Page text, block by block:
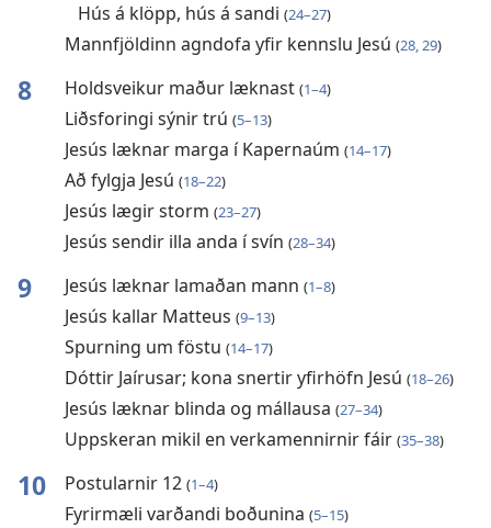
Hús á klöpp, hús á sandi (24–27)
Mannfjöldinn agndofa yfir kennslu Jesú (28, 29)
8 Holdsveikur maður læknast (1–4)
Liðsforingi sýnir trú (5–13)
Jesús læknar marga í Kapernaúm (14–17)
Að fylgja Jesú (18–22)
Jesús lægir storm (23–27)
Jesús sendir illa anda í svín (28–34)
9 Jesús læknar lamaðan mann (1–8)
Jesús kallar Matteus (9–13)
Spurning um föstu (14–17)
Dóttir Jaírusar; kona snertir yfirhöfn Jesú (18–26)
Jesús læknar blinda og mállausa (27–34)
Uppskeran mikil en verkamennirnir fáir (35–38)
10 Postularnir 12 (1–4)
Fyrirmæli varðandi boðunina (5–15)